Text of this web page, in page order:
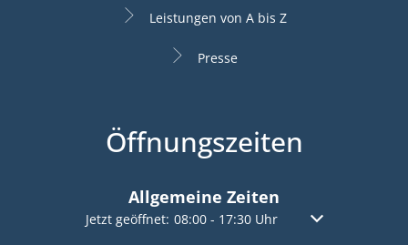
Leistungen von A bis Z
Presse
Öffnungszeiten
Allgemeine Zeiten
Klicken, um weitere Öffnungs- oder Schließzeiten
Jetzt geöffnet: 08:00- 17:30Uhr Von 08:00 bis